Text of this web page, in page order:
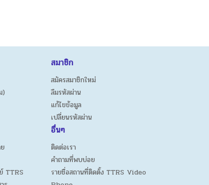
)
TTRS
สมาชิก
สมัครสมาชิกใหม่
ลืมรหัสผ่าน
แก้ไขข้อมูล
เปลี่ยนรหัสผ่าน
อื่นๆ
ติดต่อเรา
คำถามที่พบบ่อย
รายชื่อสถานที่ติดตั้ง TTRS Video